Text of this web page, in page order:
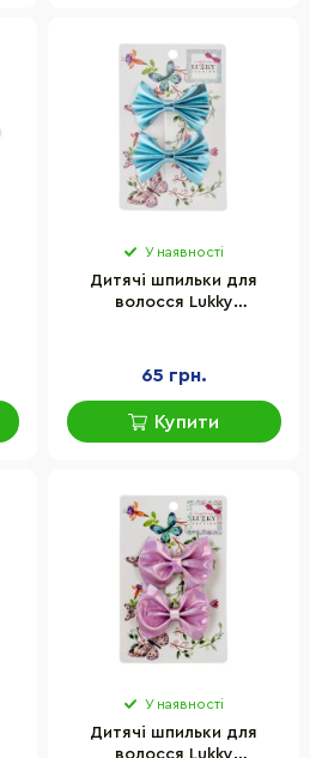
У наявності
Дитячі шпильки для
волосся Lukky
65 грн.
Купити
У наявності
Дитячі шпильки для
волосся Lukky